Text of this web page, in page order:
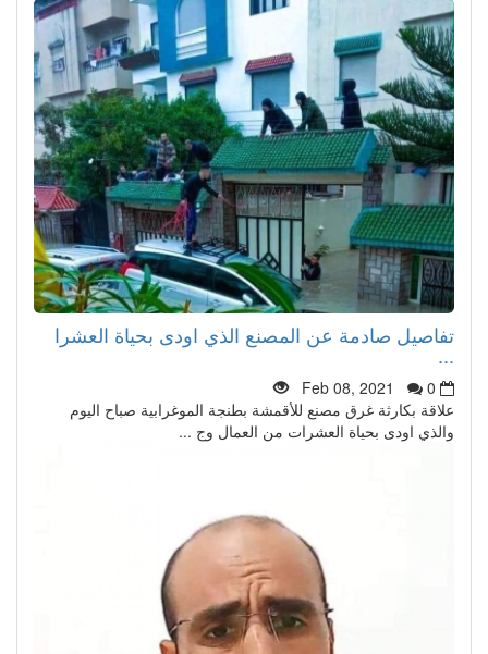
تفاصيل صادمة عن المصنع الذي اودى بحياة العشرا
Feb 08, 2021
0
علاقة بكارثة غرق مصنع للأقمشة بطنجة الموغرابية صباح اليوم
والذي اودى بحياة العشرات من العمال وج ...